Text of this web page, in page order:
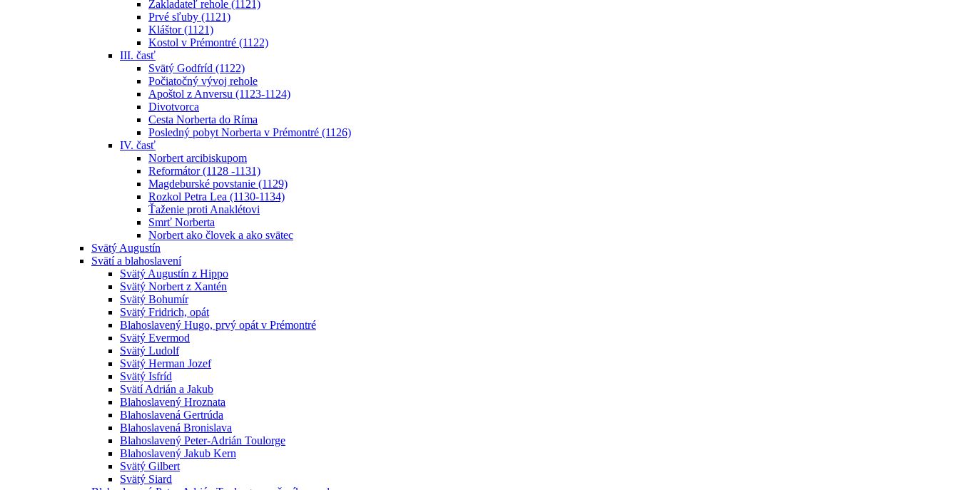
Zakladateľ rehole (1121)
Prvé sľuby (1121)
Kláštor (1121)
Kostol v Prémontré (1122)
III. časť
Svätý Godfríd (1122)
Počiatočný vývoj rehole
Apoštol z Anversu (1123-1124)
Divotvorca
Cesta Norberta do Ríma
Posledný pobyt Norberta v Prémontré (1126)
IV. časť
Norbert arcibiskupom
Reformátor (1128 -1131)
Magdeburské povstanie (1129)
Rozkol Petra Lea (1130-1134)
Ťaženie proti Anaklétovi
Smrť Norberta
Norbert ako človek a ako svätec
Svätý Augustín
Svätí a blahoslavení
Svätý Augustín z Hippo
Svätý Norbert z Xantén
Svätý Bohumír
Svätý Fridrich, opát
Blahoslavený Hugo, prvý opát v Prémontré
Svätý Evermod
Svätý Ludolf
Svätý Herman Jozef
Svätý Isfríd
Svätí Adrián a Jakub
Blahoslavený Hroznata
Blahoslavená Gertrúda
Blahoslavená Bronislava
Blahoslavený Peter-Adrián Toulorge
Blahoslavený Jakub Kern
Svätý Gilbert
Svätý Siard